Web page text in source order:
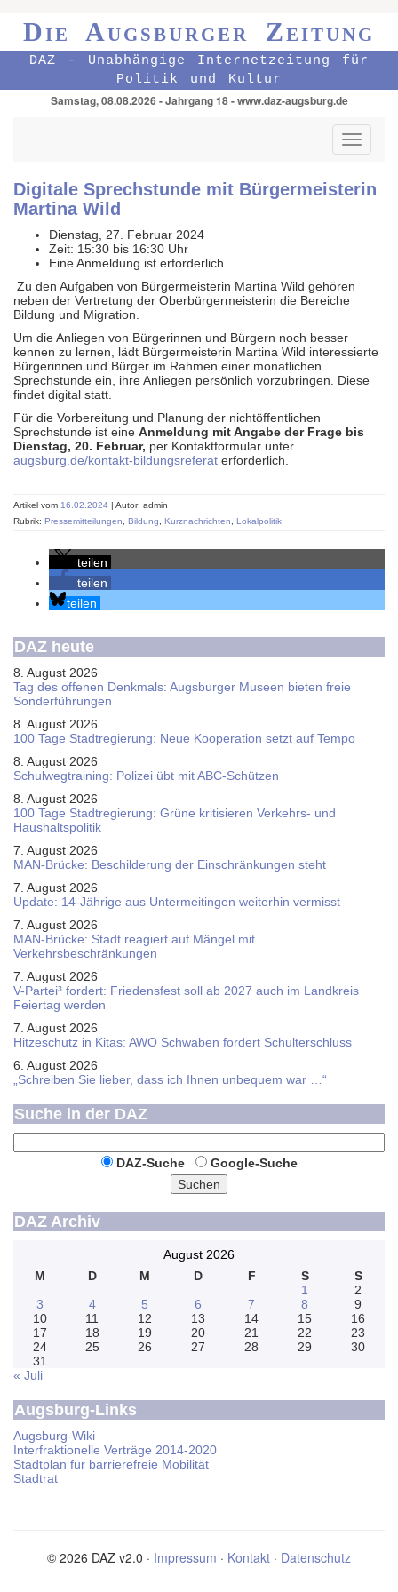
Die Augsburger Zeitung
DAZ - Unabhängige Internetzeitung für
Politik und Kultur
Samstag, 08.08.2026 - Jahrgang 18 - www.daz-augsburg.de
Toggle
Digitale Sprechstunde mit Bürgermeisterin
Martina Wild
Dienstag, 27. Februar 2024
Zeit: 15:30 bis 16:30 Uhr
Eine Anmeldung ist erforderlich
Zu den Aufgaben von Bürgermeisterin Martina Wild gehören
neben der Vertretung der Oberbürgermeisterin die Bereiche
Bildung und Migration.
Um die Anliegen von Bürgerinnen und Bürgern noch besser
kennen zu lernen, lädt Bürgermeisterin Martina Wild interessierte
Bürgerinnen und Bürger im Rahmen einer monatlichen
Sprechstunde ein, ihre Anliegen persönlich vorzubringen. Diese
findet digital statt.
Für die Vorbereitung und Planung der nichtöffentlichen
Sprechstunde ist eine Anmeldung mit Angabe der Frage bis
Dienstag, 20. Februar, per Kontaktformular unter
augsburg.de/kontakt-bildungsreferat erforderlich.
Artikel vom 16.02.2024 | Autor: admin
Rubrik: Pressemitteilungen Bildung Kurznachrichten Lokalpolitik
teilen
teilen
teilen
DAZ heute
8. August 2026
Tag des offenen Denkmals: Augsburger Museen bieten freie
Sonderführungen
8. August 2026
100 Tage Stadtregierung: Neue Kooperation setzt auf Tempo
8. August 2026
Schul­weg­trai­ning: Poli­zei übt mit ABC-Schüt­zen
8. August 2026
100 Tage Stadtregierung: Grüne kritisieren Verkehrs- und
Haushaltspolitik
7. August 2026
MAN-Brücke: Beschilderung der Einschränkungen steht
7. August 2026
Update: 14-Jährige aus Untermeitingen weiterhin vermisst
7. August 2026
MAN-Brücke: Stadt reagiert auf Mängel mit
Verkehrsbeschränkungen
7. August 2026
V-Partei­³ fordert: Friedens­fest soll ab 2027 auch im Land­kreis
Feier­tag werden
7. August 2026
Hitzeschutz in Kitas: AWO Schwaben fordert Schulterschluss
6. August 2026
„Schreiben Sie lieber, dass ich Ihnen unbequem war …“
Suche in der DAZ
DAZ-Suche
Google-Suche
Suchen
DAZ Archiv
August 2026
M
D M D F S
S
1
2
3
4 5 6 7 8
9
10
11 12 13 14 15
16
17
18 19 20 21 22
23
24
25 26 27 28 29
30
31
« Juli
Augsburg-Links
Augsburg-Wiki
Interfraktionelle Verträge 2014-2020
Stadtplan für barrierefreie Mobilität
Stadtrat
© 2026 DAZ v2.0 · Impressum · Kontakt · Datenschutz